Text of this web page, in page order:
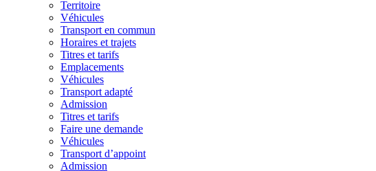
Territoire
Véhicules
Transport en commun
Horaires et trajets
Titres et tarifs
Emplacements
Véhicules
Transport adapté
Admission
Titres et tarifs
Faire une demande
Véhicules
Transport d’appoint
Admission